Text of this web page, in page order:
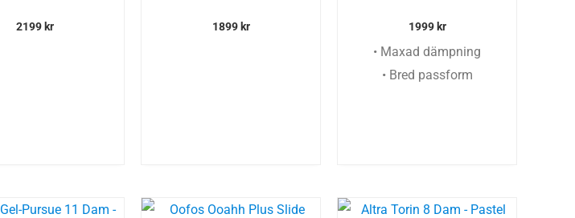
2199 kr 1899 kr 1999 kr
• Maxad dämpning
• Bred passform